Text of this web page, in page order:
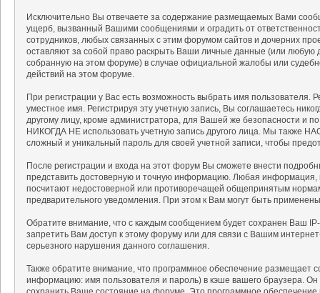
Исключительно Вы отвечаете за содержание размещаемых Вами
ущерб, вызванный Вашими сообщениями и оградить от
сотрудников, любых связанных с этим форумом сайтов и дочерних
оставляют за собой право раскрыть Ваши личные данные (или
собранную на этом форуме) в случае официальной жалобы или
действий на этом форуме.
При регистрации у Вас есть возможность выбрать имя пользователя.
уместное имя. Регистрируя эту учетную запись, Вы соглашаетесь
другому лицу, кроме администратора, для Вашей же безопасности и
НИКОГДА НЕ использовать учетную запись другого лица. Мы также
сложный и уникальный пароль для своей учетной записи, чтобы
После регистрации и входа на этот форум Вы сможете внести
представить достоверную и точную информацию. Любая информация,
посчитают недостоверной или противоречащей общепринятым
предварительного уведомления. При этом к Вам могут быть
Обратите внимание, что с каждым сообщением будет сохранен Ваш
запретить Вам доступ к этому форуму или для связи с Вашим
серьезного нарушения данного соглашения.
Также обратите внимание, что программное обеспечение размещает
информацию: имя пользователя и пароль) в кэше вашего браузера.